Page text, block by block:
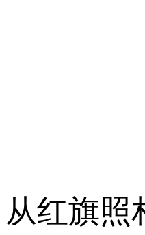
从红旗